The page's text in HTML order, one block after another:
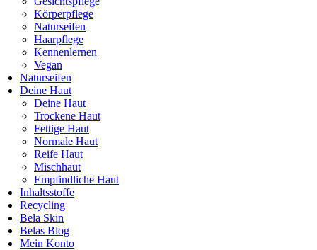
Körperpflege
Naturseifen
Haarpflege
Kennenlernen
Vegan
Naturseifen
Deine Haut
Deine Haut
Trockene Haut
Fettige Haut
Normale Haut
Reife Haut
Mischhaut
Empfindliche Haut
Inhaltsstoffe
Recycling
Bela Skin
Belas Blog
Mein Konto